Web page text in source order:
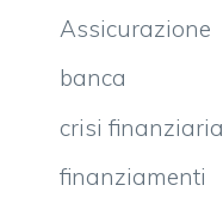
Assicurazione
banca
crisi finanziaria
finanziamenti